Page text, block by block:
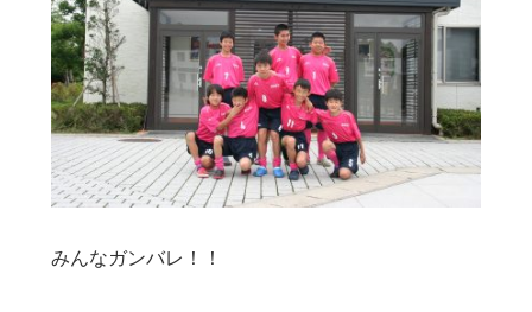
みんなガンバレ！！